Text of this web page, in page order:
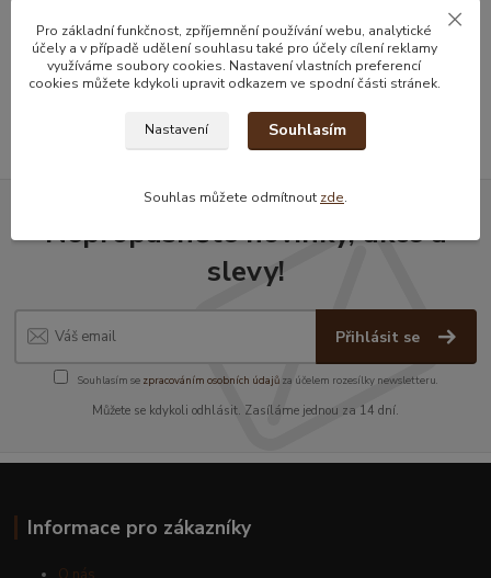
Zboží zařazeno v kategoriích
Kávové a čajové sety
Džezvy a konvičky
Nepropásněte novinky, akce a
slevy!
Přihlásit se
Souhlasím se zpracováním osobních údajůza účelem rozesílky newsletteru.
Můžete se kdykoli odhlásit. Zasíláme jednou za 14 dní.
Informace pro zákazníky
Pro základní funkčnost, zpříjemnění používání webu, analytické
účely a v případě udělení souhlasu také pro účely cílení reklamy
využíváme soubory cookies. Nastavení vlastních preferencí
cookies můžete kdykoli upravit odkazem ve spodní části stránek.
Nastavení Souhlasím
Souhlas můžete odmítnout zde.